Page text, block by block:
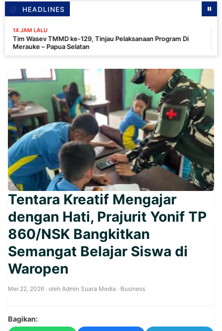
HEADLINES
TMMD ke-129, Tinjau Pelaksanaan Program Di
Papua Selatan
Tentara Kreatif Mengajar
dengan Hati, Prajurit Yonif TP
860/NSK Bangkitkan
Semangat Belajar Siswa di
Waropen
Mei 22, 2026 · oleh Admin Suara Media · Business
Bagikan: